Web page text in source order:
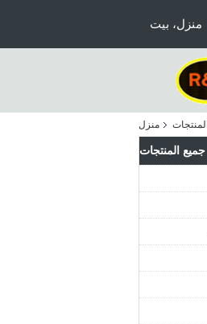
منزل، بيت
منزل المنتجات
جميع المنتجات